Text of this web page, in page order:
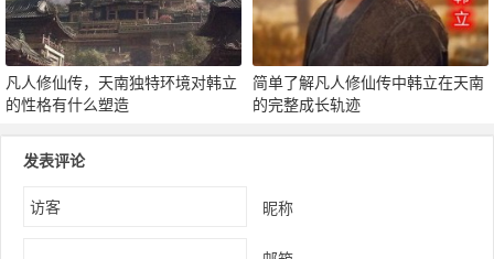
凡人修仙传，天南独特环境对韩立
的性格有什么塑造
简单了解凡人修仙传中韩立在天南
的完整成长轨迹
发表评论
昵称